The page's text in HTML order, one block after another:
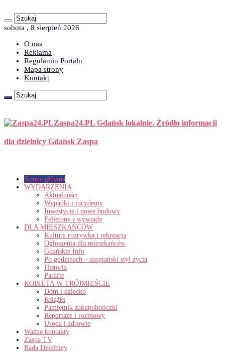
sobota , 8 sierpień 2026
O nas
Reklama
Regulamin Portalu
Mapa strony
Kontakt
Zaspa24.PL Gdańsk lokalnie. Źródło informacji
dla dzielnicy Gdańsk Zaspa
Strona główna
WYDARZENIA
Aktualności
Wypadki i incydenty
Inwestycje i nowe budowy
Felietony i wywiady
DLA MIESZKAŃCÓW
Kultura rozrywka i rekreacja
Ogłoszenia dla mieszkańców
Gdańskie Info
Po godzinach – zaspiański styl życia
Historia
Parafie
KOBIETA W TRÓJMIEŚCIE
Dom i dziecko
Książki
Pamiętnik zakupoholiczki
Reportaże i rozmowy
Uroda i zdrowie
Ważne kontakty
Zaspa TV
Rada Dzielnicy